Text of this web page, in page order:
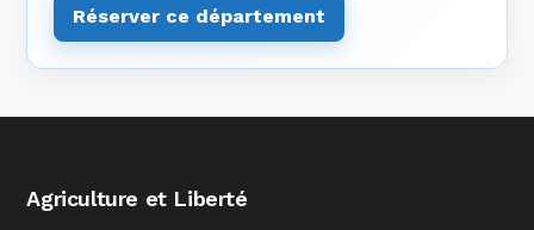
Réserver ce département
Agriculture et Liberté